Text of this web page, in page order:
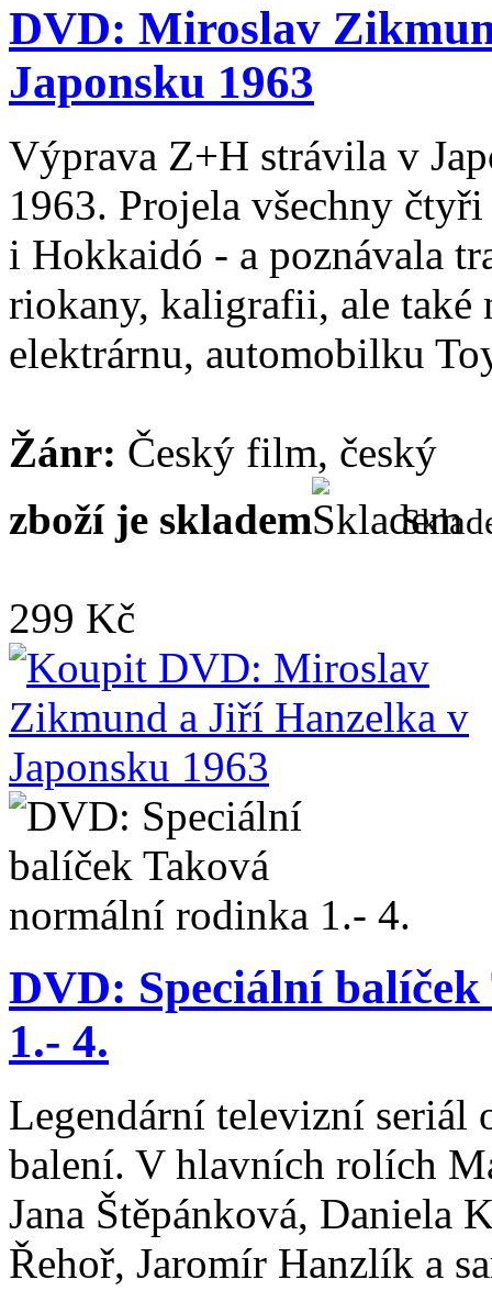
DVD: Miroslav
Japonsku 1963
Výprava Z+H strávila v
1963. Projela všechny
i Hokkaidó - a poznávala
riokany, kaligrafii, ale také
elektrárnu, automobilku
Žánr: Český film, český
zboží je skladem
299 Kč
DVD: Speciální
1.- 4.
Legendární televizní seriál
balení. V hlavních rolích
Jana Štěpánková, Daniela
Řehoř, Jaromír Hanzlík a